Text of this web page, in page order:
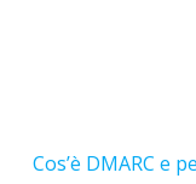
Cos’è DMARC e